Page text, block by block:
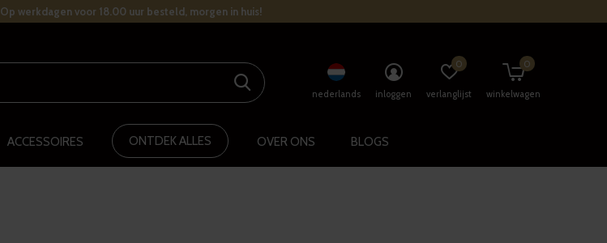
ACCESSOIRES ONTDEK ALLES OVER ONS BLOGS
nederlands inloggen verlanglijst
0
winkelwagen
0
Op werkdagen voor 18.00 uur besteld, morgen in huis!